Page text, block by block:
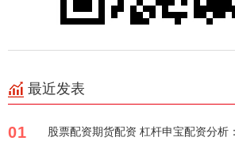
最近发表
01 股票配资期货配资 杠杆申宝配资分析